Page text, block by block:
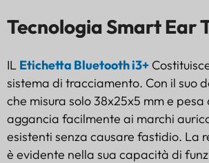
Tecnologia Smart Ear
IL Etichetta Bluetooth i3+
sistema di tracciamento. Con il suo
che misura solo 38x25x5 mm e pesa
aggancia facilmente ai marchi
esistenti senza causare fastidio. La
è evidente nella sua capacità di